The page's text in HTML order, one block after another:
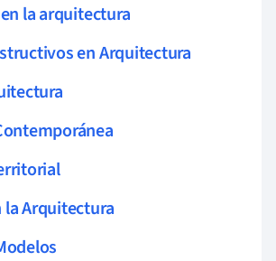
la arquitectura
en Arquitectura
Arquitectura